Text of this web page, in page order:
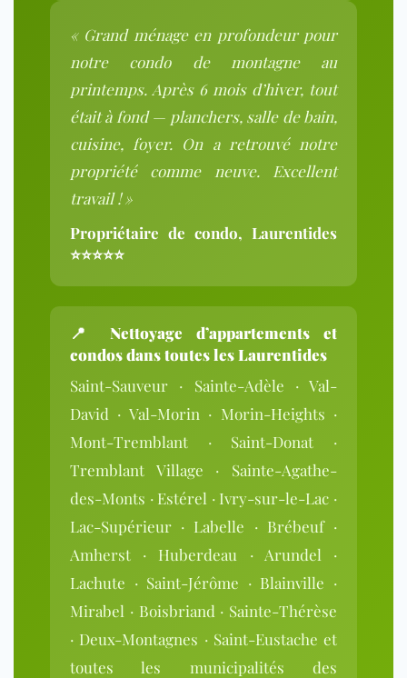
« Grand ménage en profondeur pour
notre condo de montagne au
printemps. Après 6 mois d’hiver, tout
était à fond — planchers, salle de bain,
cuisine, foyer. On a retrouvé notre
propriété comme neuve. Excellent
travail ! »
Propriétaire de condo, Laurentides
⭐⭐⭐⭐⭐
📍 Nettoyage d’appartements et
condos dans toutes les Laurentides
Saint-Sauveur · Sainte-Adèle · Val-
David · Val-Morin · Morin-Heights ·
Mont-Tremblant · Saint-Donat ·
Tremblant Village · Sainte-Agathe-
des-Monts · Estérel · Ivry-sur-le-Lac ·
Lac-Supérieur · Labelle · Brébeuf ·
Amherst · Huberdeau · Arundel ·
Lachute · Saint-Jérôme · Blainville ·
Mirabel · Boisbriand · Sainte-Thérèse
· Deux-Montagnes · Saint-Eustache et
toutes les municipalités des